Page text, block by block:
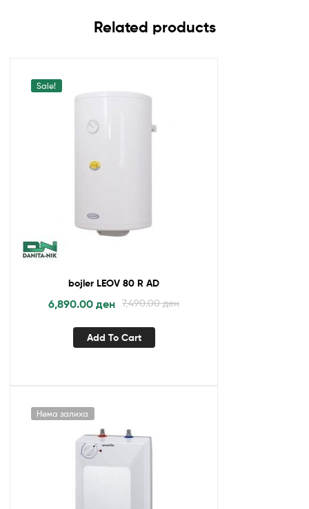
Related products
Sale!
bojler LEOV 80 R AD
7,490.00ден
6,890.00ден
Add To Cart
Нема залиха